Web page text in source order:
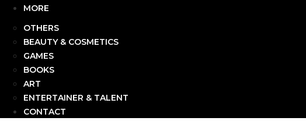
MORE
OTHERS
BEAUTY & COSMETICS
GAMES
BOOKS
ART
ENTERTAINER & TALENT
CONTACT